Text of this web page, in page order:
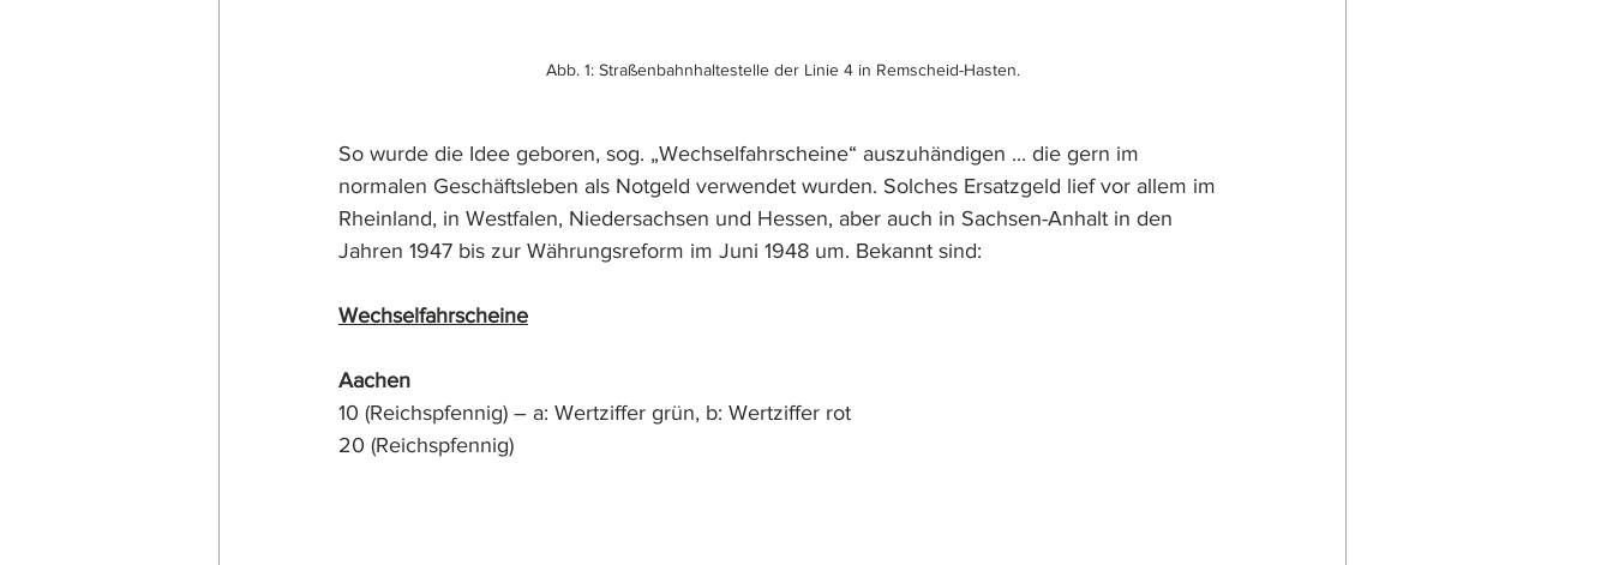
Abb. 1: Straßenbahnhaltestelle der Linie 4 in Remscheid-Hasten.
So wurde die Idee geboren, sog. „Wechselfahrscheine“ auszuhändigen ... die gern im
normalen Geschäftsleben als Notgeld verwendet wurden. Solches Ersatzgeld lief vor allem im
Rheinland, in Westfalen, Niedersachsen und Hessen, aber auch in Sachsen-Anhalt in den
Jahren 1947 bis zur Währungsreform im Juni 1948 um. Bekannt sind:
Wechselfahrscheine
Aachen
10 (Reichspfennig) – a: Wertziffer grün, b: Wertziffer rot
20 (Reichspfennig)